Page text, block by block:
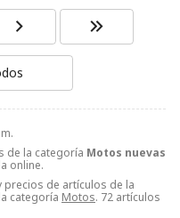
de la categoría Motos nuevas
online.
precios de artículos de la
categoría Motos. 72 artículos